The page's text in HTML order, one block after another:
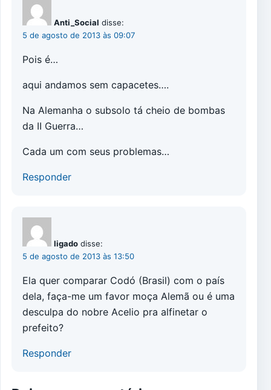
Anti_Social disse:
5 de agosto de 2013 às 09:07
Pois é…
aqui andamos sem capacetes….
Na Alemanha o subsolo tá cheio de bombas
da II Guerra…
Cada um com seus problemas…
Responder
ligado disse:
5 de agosto de 2013 às 13:50
Ela quer comparar Codó (Brasil) com o país
dela, faça-me um favor moça Alemã ou é uma
desculpa do nobre Acelio pra alfinetar o
prefeito?
Responder